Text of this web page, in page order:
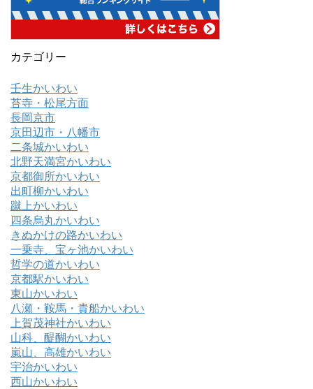
カテゴリー
壬生かいわい
苔寺・松尾方面
長岡京市
京田辺市・八幡市
二条城かいわい
北野天満宮かいわい
京都御所かいわい
出町柳かいわい
蹴上かいわい
四条烏丸かいわい
きぬかけの路かいわい
一乗寺、宝ヶ池かいわい
哲学の道かいわい
京都駅かいわい
東山かいわい
八瀬・鞍馬・貴船かいわい
上賀茂神社かいわい
山科、醍醐かいわい
嵐山、高雄かいわい
宇治かいわい
西山かいわい